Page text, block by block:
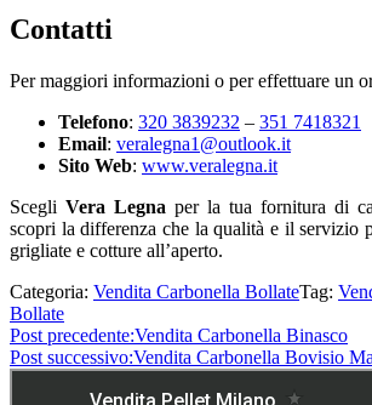
Contatti
Per maggiori informazioni o per effettuare un
Telefono: 320 3839232 – 351 7418321
Email: veralegna1@outlook.it
Sito Web: www.veralegna.it
Scegli Vera Legna per la tua fornitura di
scopri la differenza che la qualità e il servizio
grigliate e cotture all’aperto.
Categoria: Vendita Carbonella BollateTag:
Bollate
Post precedente:Vendita Carbonella Binasco
Post successivo:Vendita Carbonella Bovisio